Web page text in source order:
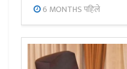
6 MONTHS पहिले